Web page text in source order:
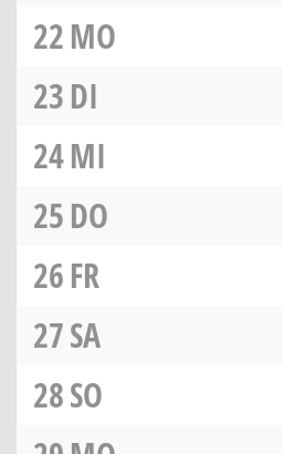
22MO
23DI
24MI
25DO
26FR
27SA
28SO